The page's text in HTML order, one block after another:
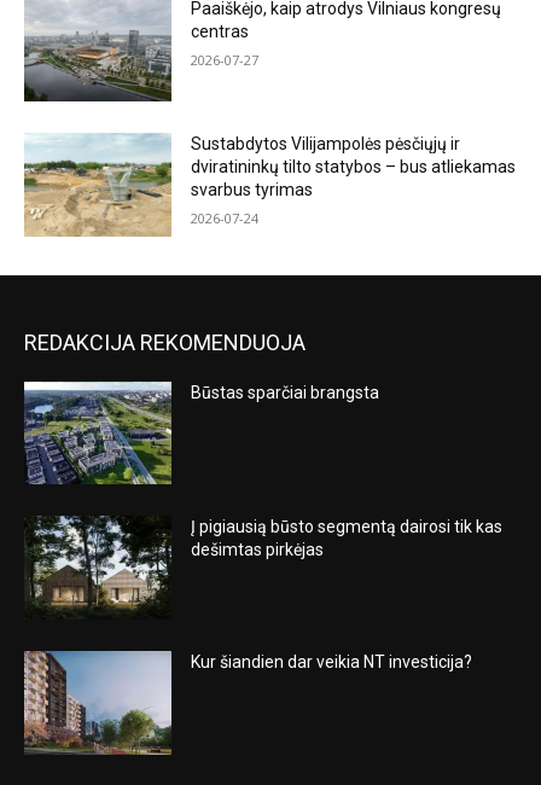
Paaiškėjo, kaip atrodys Vilniaus kongresų
centras
2026-07-27
Sustabdytos Vilijampolės pėsčiųjų ir
dviratininkų tilto statybos – bus atliekamas
svarbus tyrimas
2026-07-24
REDAKCIJA REKOMENDUOJA
Būstas sparčiai brangsta
Į pigiausią būsto segmentą dairosi tik kas
dešimtas pirkėjas
Kur šiandien dar veikia NT investicija?